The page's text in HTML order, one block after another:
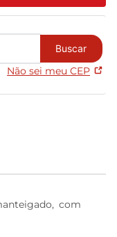
Buscar
Não sei meu CEP
com